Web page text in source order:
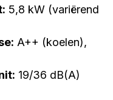
5,8 kW (variërend
A++ (koelen),
19/36 dB(A)